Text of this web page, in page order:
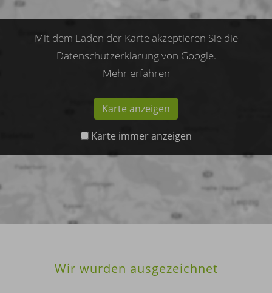
Mit dem Laden der Karte akzeptieren Sie die
Datenschutzerklärung von Google.
Mehr erfahren
Karte anzeigen
Karte immer anzeigen
Wir wurden ausgezeichnet